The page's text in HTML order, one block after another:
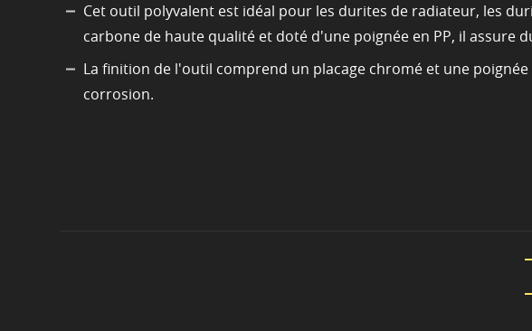
Cet outil polyvalent est idéal pour les durites de radiateur, les
carbone de haute qualité et doté d'une poignée en PP, il assure
La finition de l'outil comprend un placage chromé et une
corrosion.